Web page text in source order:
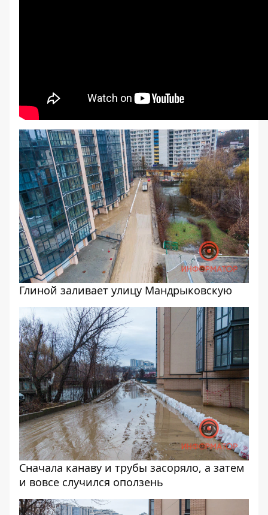
Глиной заливает улицу Мандрыковскую
Сначала канаву и трубы засоряло, а затем
и вовсе случился оползень